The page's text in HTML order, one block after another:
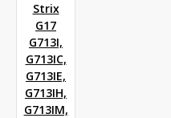
Strix
G17
G713I,
G713IC,
G713IE,
G713IH,
G713IM,